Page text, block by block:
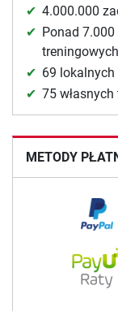
4.000.000
Ponad
treningowych
69
75
METODY